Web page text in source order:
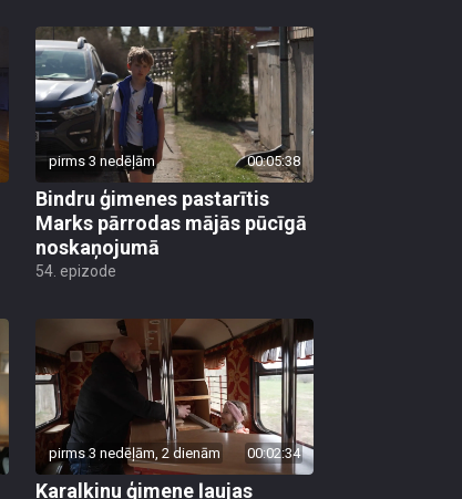
pirms 3 nedēļām 00:05:38
Bindru ģimenes pastarītis
Marks pārrodas mājās pūcīgā
noskaņojumā
54. epizode
pirms 3 nedēļām, 2 dienām 00:02:34
Karalkinu ģimene ļaujas